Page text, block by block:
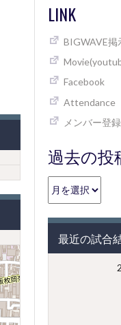
LINK
BIGWAVE掲
Facebook
Attendance
メンバー登録
過去の投
去
投
（月
最近の試合